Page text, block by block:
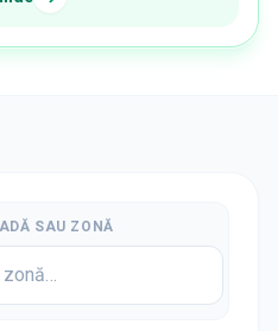
SAU ZONĂ